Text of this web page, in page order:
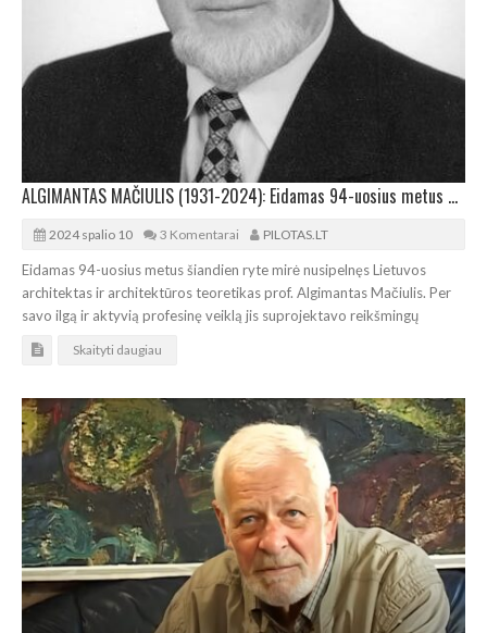
ALGIMANTAS MAČIULIS (1931-2024): Eidamas 94-uosius metus mirė nusipelnęs Lietuvos architektas
2024 spalio 10 3 Komentarai PILOTAS.LT
Eidamas 94-uosius metus šiandien ryte mirė nusipelnęs Lietuvos
architektas ir architektūros teoretikas prof. Algimantas Mačiulis. Per
savo ilgą ir aktyvią profesinę veiklą jis suprojektavo reikšmingų
Skaityti daugiau